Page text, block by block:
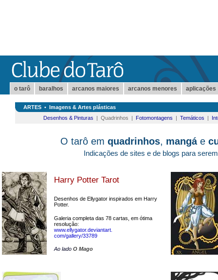
o tarô baralhos arcanos maiores arcanos menores aplicações
ARTES • Imagens & Artes plásticas
Desenhos & Pinturas | Quadrinhos | Fotomontagens | Temáticos |
O tarô em quadrinhos, mangáe
Indicações de sites e de blogs para
Harry Potter Tarot
Desenhos de Ellygator inspirados em Harry
Potter.
Galeria completa das 78 cartas, em ótima
resolução:
www.ellygator.deviantart.
com/gallery/33789
Ao lado O Mago